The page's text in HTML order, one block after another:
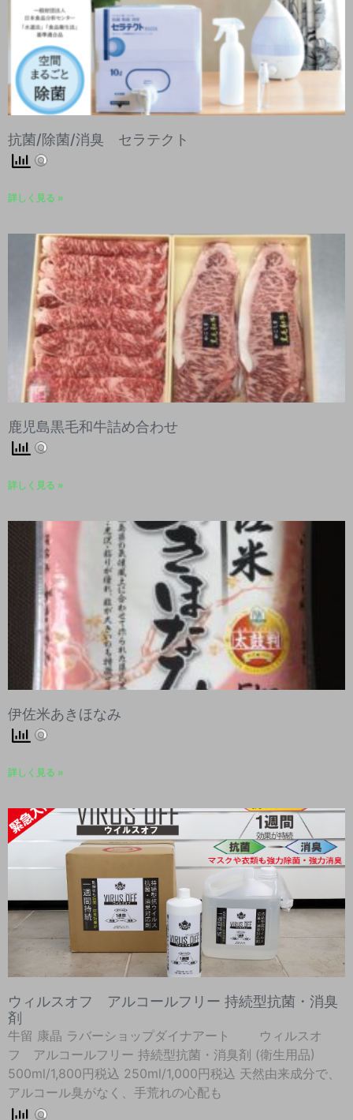
抗菌/除菌/消臭 セラテクト
詳しく見る »
鹿児島黒毛和牛詰め合わせ
詳しく見る »
伊佐米あきほなみ
詳しく見る »
ウィルスオフ アルコールフリー 持続型抗菌・消臭
剤
牛留 康晶 ラバーショップダイナアート ウィルスオ
フ アルコールフリー 持続型抗菌・消臭剤 (衛生用品)
500ml/1,800円税込 250ml/1,000円税込 天然由来成分で、
アルコール臭がなく、手荒れの心配も